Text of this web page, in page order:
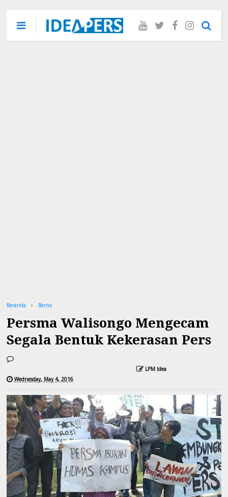
Beranda Berita
Persma Walisongo Mengecam
Segala Bentuk Kekerasan Pers
LPM Idea
Wednesday, May 4, 2016